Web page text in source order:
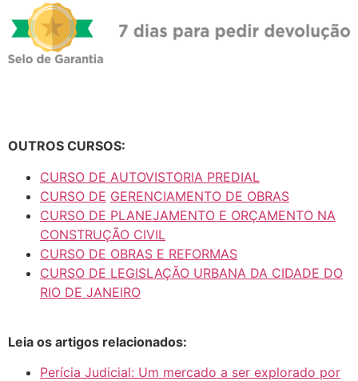
OUTROS CURSOS:
CURSO DE AUTOVISTORIA PREDIAL
CURSO DE GERENCIAMENTO DE OBRAS
CURSO DE PLANEJAMENTO E ORÇAMENTO NA
CONSTRUÇÃO CIVIL
CURSO DE OBRAS E REFORMAS
CURSO DE LEGISLAÇÃO URBANA DA CIDADE DO
RIO DE JANEIRO
Leia os artigos relacionados:
Perícia Judicial: Um mercado a ser explorado por